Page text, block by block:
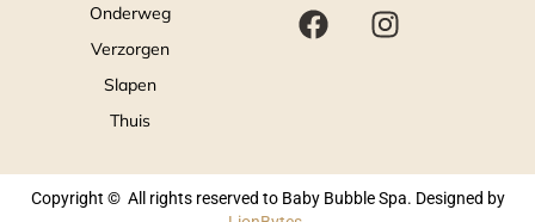
Onderweg
Verzorgen
Slapen
Thuis
Copyright © All rights reserved to Baby Bubble Spa. Designed by